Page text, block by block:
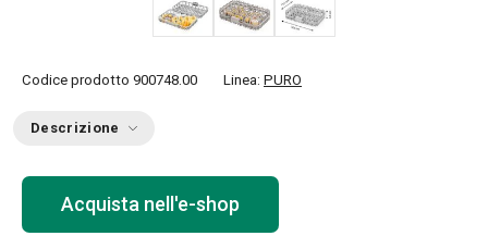
Codice prodotto 900748.00 Linea: PURO
Descrizione
Acquista nell'e-shop